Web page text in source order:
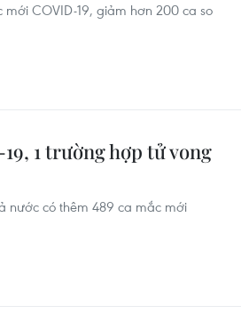
mới COVID-19, giảm hơn 200 ca so
1 trường hợp tử vong
nước có thêm 489 ca mắc mới